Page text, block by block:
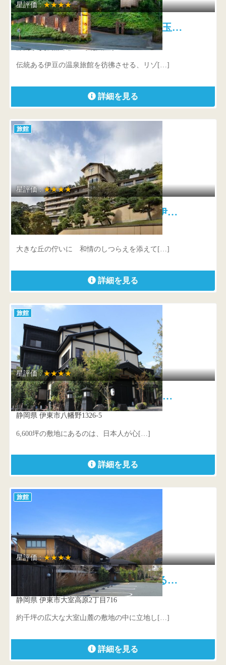
星評価 :★★★★
お祝いの宿 吉祥CAREN 玉…
静岡県 賀茂郡東伊豆町北川温泉
伝統ある伊豆の温泉旅館を彷彿させる、リゾ[…]
詳細を見る
旅館
星評価 :★★★★
青山やまと 歴史ある良質な伊…
静岡県 伊東市岡203
大きな丘の佇いに 和情のしつらえを添えて[…]
詳細を見る
旅館
星評価 :★★★★
八幡野温泉郷 杜の湯 きらの里 …
静岡県 伊東市八幡野1326-5
6,600坪の敷地にあるのは、日本人が心[…]
詳細を見る
旅館
星評価 :★★★★
お宿うち山 全室海の見える…
静岡県 伊東市大室高原2丁目716
約千坪の広大な大室山麓の敷地の中に立地し[…]
詳細を見る